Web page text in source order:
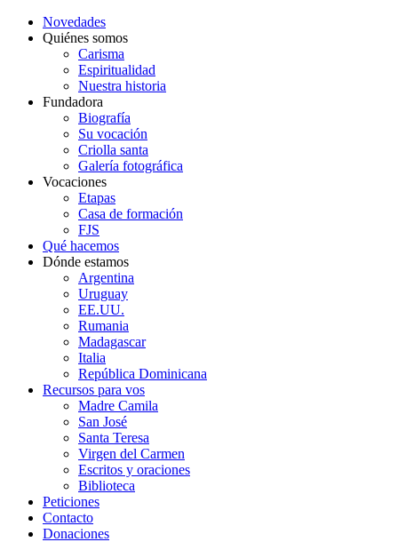
Novedades
Quiénes somos
Carisma
Espiritualidad
Nuestra historia
Fundadora
Biografía
Su vocación
Criolla santa
Galería fotográfica
Vocaciones
Etapas
Casa de formación
FJS
Qué hacemos
Dónde estamos
Argentina
Uruguay
EE.UU.
Rumania
Madagascar
Italia
República Dominicana
Recursos para vos
Madre Camila
San José
Santa Teresa
Virgen del Carmen
Escritos y oraciones
Biblioteca
Peticiones
Contacto
Donaciones